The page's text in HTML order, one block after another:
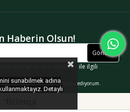
Haberin Olsun!
ve son yenilikler ile ilgili
Gönder
verileriminkorunmasını kabul ediyorum.
sunabilmek adına
Detaylı